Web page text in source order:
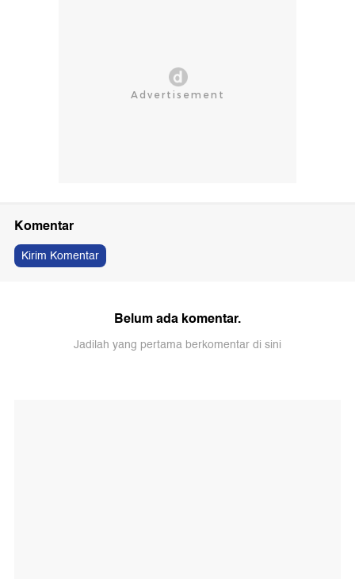
Komentar
Kirim Komentar
Belum ada komentar.
Jadilah yang pertama berkomentar di sini